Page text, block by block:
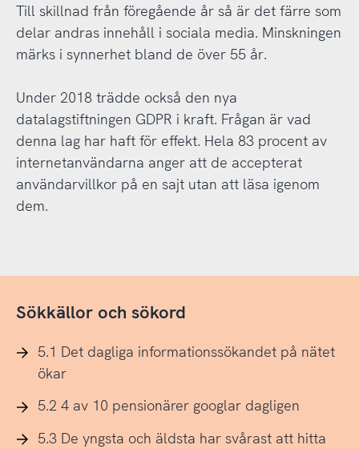
Till skillnad från föregående år så är det färre som
delar andras innehåll i sociala media. Minskningen
märks i synnerhet bland de över 55 år.
Under 2018 trädde också den nya
datalagstiftningen GDPR i kraft. Frågan är vad
denna lag har haft för effekt. Hela 83 procent av
internetanvändarna anger att de accepterat
användarvillkor på en sajt utan att läsa igenom
dem.
Sökkällor och sökord
5.1 Det dagliga informationssökandet på nätet
ökar
5.2 4 av 10 pensionärer googlar dagligen
5.3 De yngsta och äldsta har svårast att hitta